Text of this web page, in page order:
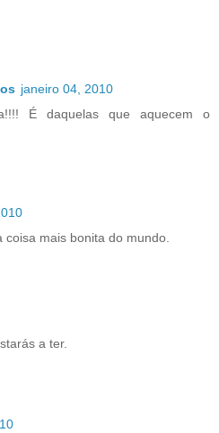
janeiro 04, 2010
É daquelas que aquecem o
mais bonita do mundo.
a ter.